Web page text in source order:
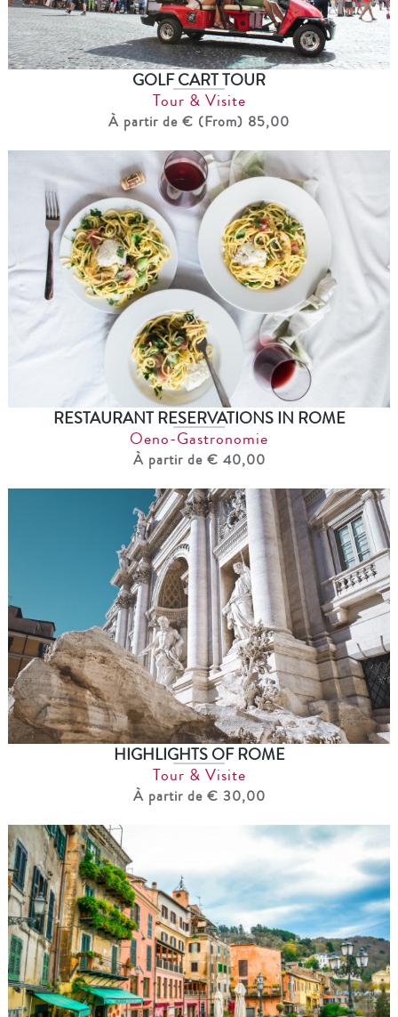
GOLF CART TOUR
Tour & Visite
À partir de € (From) 85,00
RESTAURANT RESERVATIONS IN ROME
Oeno-Gastronomie
À partir de € 40,00
HIGHLIGHTS OF ROME
Tour & Visite
À partir de € 30,00